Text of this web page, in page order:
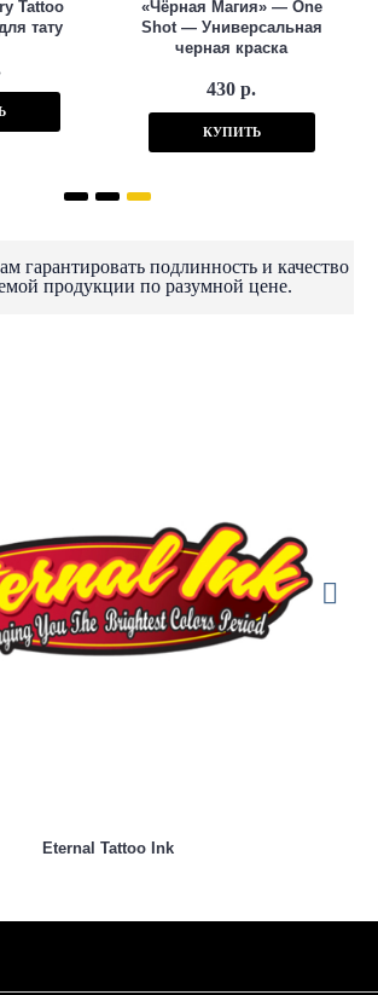
Tattoo
тату
«Чёрная Магия» — One
Shot — Универсальная
черная краска
430 р.
КУПИТЬ
гарантировать подлинность и качество
продукции по разумной цене.
Eternal Tattoo Ink